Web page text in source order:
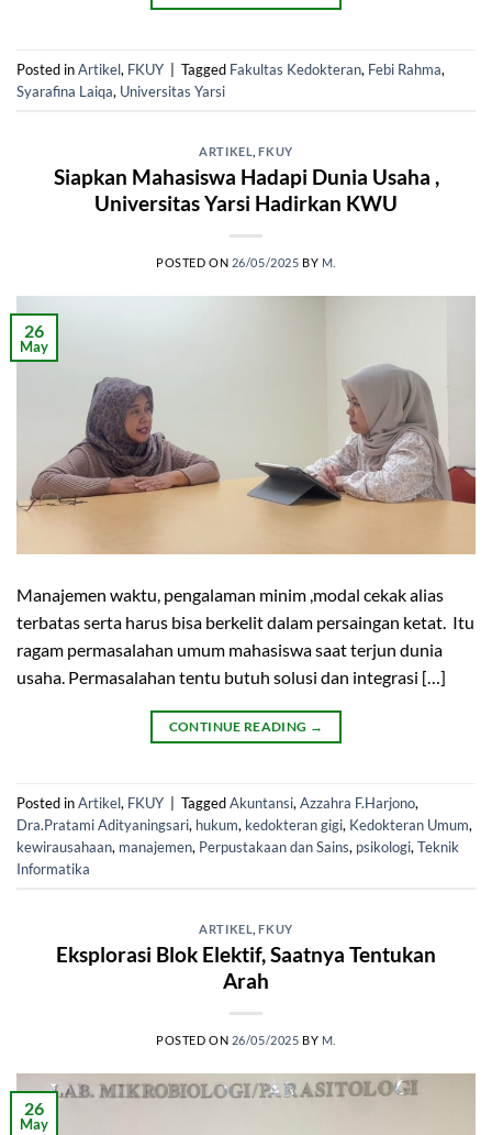
Posted inArtikel, FKUY Tagged Fakultas Kedokteran, Febi Rahma,
Syarafina Laiqa, Universitas Yarsi
ARTIKEL ,FKUY
Siapkan Mahasiswa Hadapi Dunia Usaha ,
Universitas Yarsi Hadirkan KWU
POSTED ON 26/05/2025 BY M.
26
May
Manajemen waktu, pengalaman minim ,modal cekak alias
terbatas serta harus bisa berkelit dalam persaingan ketat. Itu
ragam permasalahan umum mahasiswa saat terjun dunia
usaha. Permasalahan tentu butuh solusi dan integrasi […]
CONTINUE READING →
Posted inArtikel, FKUY | TaggedAkuntansi, Azzahra F.Harjono,
Dra.Pratami Adityaningsari, hukum, kedokteran gigi, Kedokteran Umum,
kewirausahaan, manajemen, Perpustakaan dan Sains, psikologi, Teknik
Informatika
ARTIKEL ,FKUY
Eksplorasi Blok Elektif, Saatnya Tentukan
Arah
POSTED ON 26/05/2025 BY M.
26
May